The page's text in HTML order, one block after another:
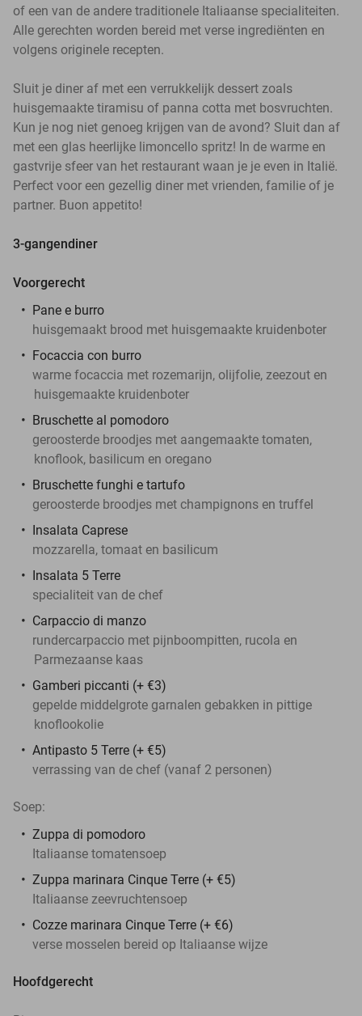
of een van de andere traditionele Italiaanse specialiteiten.
Alle gerechten worden bereid met verse ingrediënten en
volgens originele recepten.
Sluit je diner af met een verrukkelijk dessert zoals
huisgemaakte tiramisu of panna cotta met bosvruchten.
Kun je nog niet genoeg krijgen van de avond? Sluit dan af
met een glas heerlijke limoncello spritz! In de warme en
gastvrije sfeer van het restaurant waan je je even in Italië.
Perfect voor een gezellig diner met vrienden, familie of je
partner. Buon appetito!
3-gangendiner
Voorgerecht
Pane e burro
huisgemaakt brood met huisgemaakte kruidenboter
Focaccia con burro
warme focaccia met rozemarijn, olijfolie, zeezout en
huisgemaakte kruidenboter
Bruschette al pomodoro
geroosterde broodjes met aangemaakte tomaten,
knoflook, basilicum en oregano
Bruschette funghi e tartufo
geroosterde broodjes met champignons en truffel
Insalata Caprese
mozzarella, tomaat en basilicum
Insalata 5 Terre
specialiteit van de chef
Carpaccio di manzo
rundercarpaccio met pijnboompitten, rucola en
Parmezaanse kaas
Gamberi piccanti (+ €3)
gepelde middelgrote garnalen gebakken in pittige
knoflookolie
Antipasto 5 Terre (+ €5)
verrassing van de chef (vanaf 2 personen)
Soep:
Zuppa di pomodoro
Italiaanse tomatensoep
Zuppa marinara Cinque Terre (+ €5)
Italiaanse zeevruchtensoep
Cozze marinara Cinque Terre (+ €6)
verse mosselen bereid op Italiaanse wijze
Hoofdgerecht